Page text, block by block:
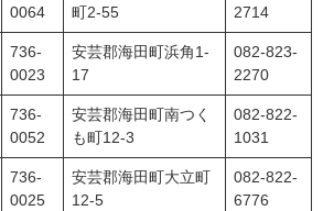
0064
町2-55
2714
736-
0023
安芸郡海田町浜角1-
17
082-823-
2270
736-
0052
安芸郡海田町南つく
も町12-3
082-822-
1031
736-
0025
安芸郡海田町大立町
12-5
082-822-
6776